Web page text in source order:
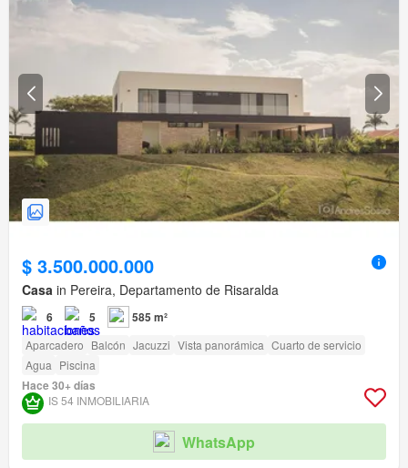
$ 3.500.000.000
Casa in Pereira, Departamento de Risaralda
6 5 585 m²
Aparcadero Balcón Jacuzzi Vista panorámica Cuarto de servicio
Agua Piscina
Hace 30+ días
IS 54 INMOBILIARIA
WhatsApp